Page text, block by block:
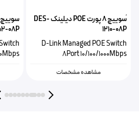
ًسوییچ ۸ پورت POE‌ دیلینک DES-
1210-08P
D-Link Managed POE Switch
8Port 10/100/1000Mbps
مشاهده مشخصات
08P